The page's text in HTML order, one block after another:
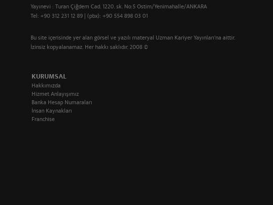
Yayınevi : Turan Çiğdem Cad. 1220. sk. No:5 Ostim/Yenimahalle/ANKARA
Tel: +90 312 231 12 89 | (pbx): +90 554 898 03 01
Bu site içerisinde yer alan görsel ve yazılı materyal Uzman Kariyer Yayınları'na aittir.
İzinsiz kopyalanamaz. Her hakkı saklıdır. 2008 ©
KURUMSAL
Hakkımızda
Hizmet Anlayışımız
Banka Hesap Numaraları
İnsan Kaynakları
Franchise